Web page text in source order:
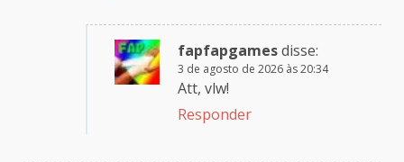
fapfapgamesdisse:
3 de agosto de 2026 às 20:34
Att, vlw!
Responder